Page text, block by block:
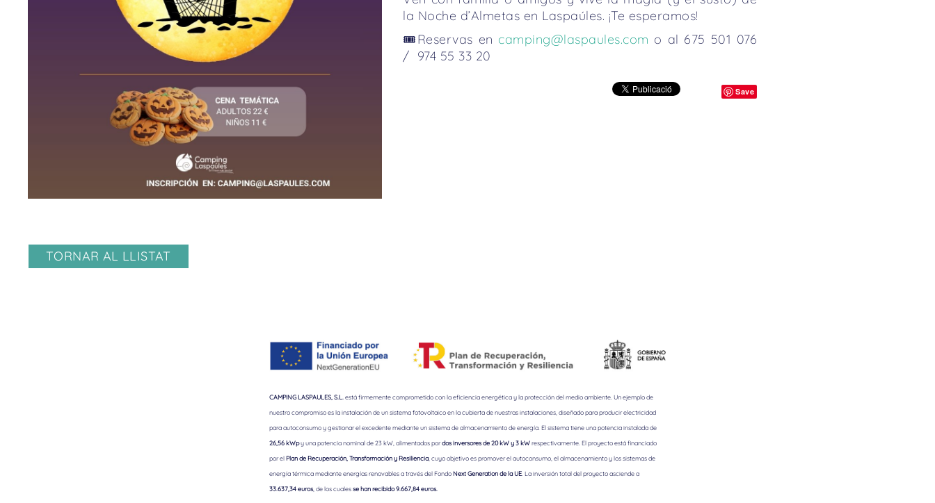
la Noche d’Almetas en Laspaúles. ¡Te esperamos!
🎟️Reservas en camping@laspaules.com o al 675 501 076
/ 974 55 33 20
Save
TORNAR AL LLISTAT
CAMPING LASPAULES, S.L.
está firmemente comprometido con la eficiencia energética y la protección del medio ambiente. Un ejemplo de
nuestro compromiso es la instalación de un sistema fotovoltaico en la cubierta de nuestras instalaciones, diseñado para producir electricidad
para autoconsumo y gestionar el excedente mediante un sistema de almacenamiento de energía. El sistema tiene una potencia instalada de
26,56 kWpy una potencia nominal de 23 kW, alimentados pordos inversores de 20 kW y 3 kWrespectivamente. El proyecto está financiado
por elPlan de Recuperación, Transformación y Resiliencia, cuyo objetivo es promover el autoconsumo, el almacenamiento y los sistemas de
energía térmica mediante energías renovables a través del FondoNext Generation de la UE . La inversión total del proyecto asciende a
33.637,34 euros, de los cualesse han recibido 9.667,84 euros.